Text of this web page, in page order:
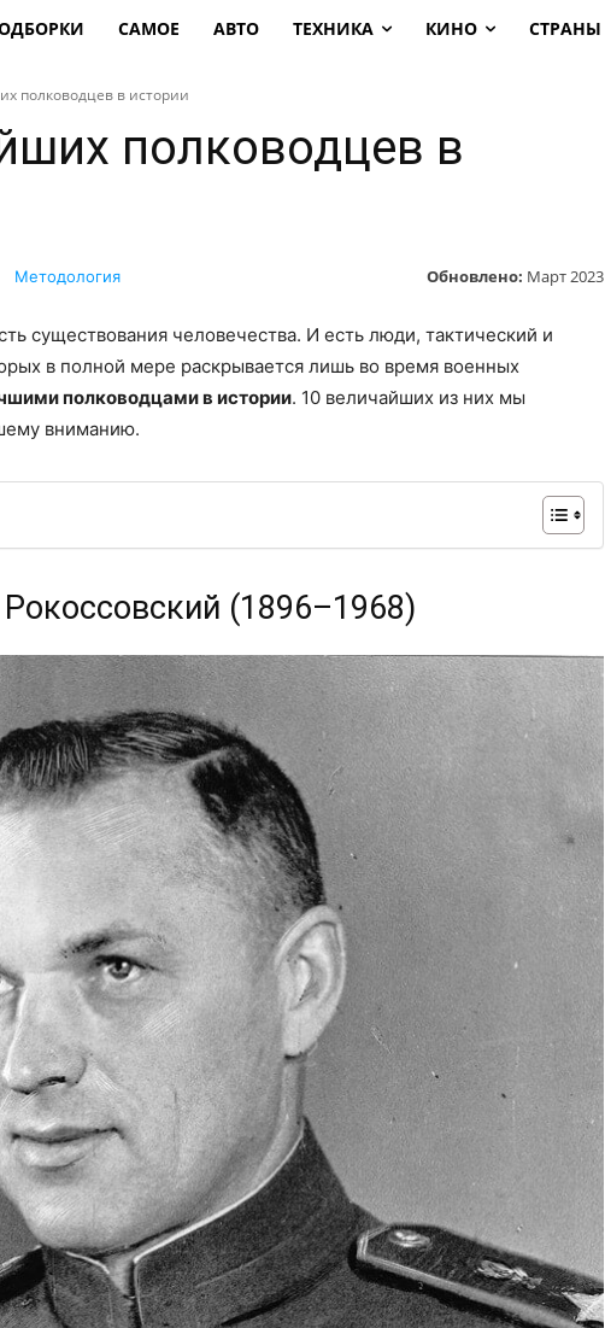
САМОЕ АВТО ТЕХНИКА КИНО СТРАНЫ
полководцев в истории
полководцев в
Обновлено: Март 2023
Методология
существования человечества. И есть люди, тактический и
в полной мере раскрывается лишь во время военных
полководцами в истории. 10 величайших из них мы
вниманию.
(1896–1968)